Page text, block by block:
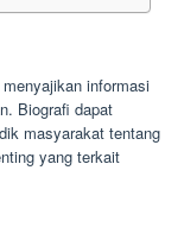
informasi
Biografi dapat
masyarakat tentang
yang terkait